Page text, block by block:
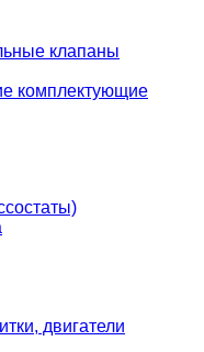
клапаны
комплектующие
двигатели